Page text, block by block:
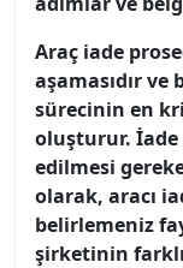
Araç iade
aşamasıdır
sürecinin en
oluşturur. İade
edilmesi
olarak, aracı
belirlemeniz
şirketinin